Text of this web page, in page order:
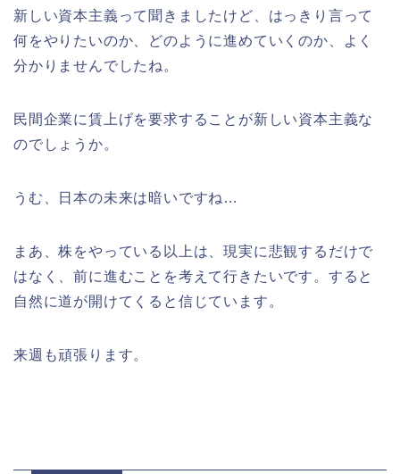
新しい資本主義って聞きましたけど、はっきり言って
何をやりたいのか、どのように進めていくのか、よく
分かりませんでしたね。
民間企業に賃上げを要求することが新しい資本主義な
のでしょうか。
うむ、日本の未来は暗いですね…
まあ、株をやっている以上は、現実に悲観するだけで
はなく、前に進むことを考えて行きたいです。すると
自然に道が開けてくると信じています。
来週も頑張ります。